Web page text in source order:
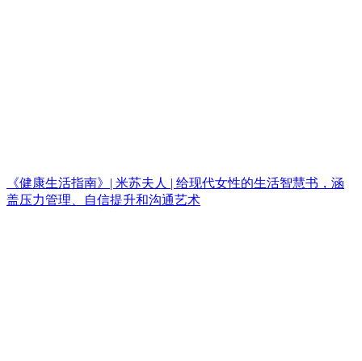
《健康生活指南》| 米苏夫人 | 给现代女性的生活智慧书，涵
盖压力管理、自信提升和沟通艺术